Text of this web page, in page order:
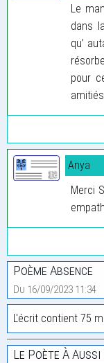
Le
dans
qu’
pour
amitiés
Anya
Merci
Poème Absence
Du 16/09/2023 11:34
L'écrit contient 75
Le Poète À